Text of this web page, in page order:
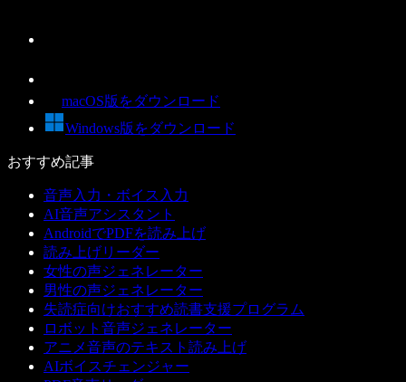
macOS版をダウンロード
Windows版をダウンロード
おすすめ記事
音声入力・ボイス入力
AI音声アシスタント
AndroidでPDFを読み上げ
読み上げリーダー
女性の声ジェネレーター
男性の声ジェネレーター
失読症向けおすすめ読書支援プログラム
ロボット音声ジェネレーター
アニメ音声のテキスト読み上げ
AIボイスチェンジャー